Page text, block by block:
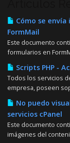
Cómo se
FormMail
Este documento
formularios en
Scripts PHP -
Todos los servicios
empresa, poseen
No puedo
servicios cPanel
Este documento
imágenes del